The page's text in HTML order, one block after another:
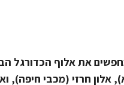
את אלוף הכדורגל
אלון חרזי (מכבי חיפה),